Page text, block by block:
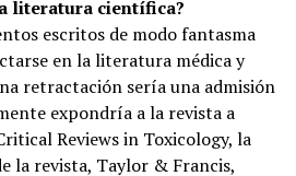
literatura científica?
escritos de modo fantasma
en la literatura médica y
retractación sería una admisión
expondría a la revista a
Reviews in Toxicology, la
la revista, Taylor & Francis,